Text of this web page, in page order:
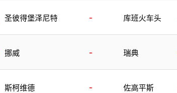
圣彼得堡泽尼特 - 库班火车头
挪威 - 瑞典
斯柯维德 - 佐高平斯